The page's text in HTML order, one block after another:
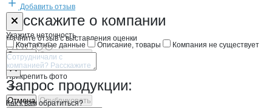
Добавить отзыв
Расскажите о компании
Начните отзыв с выставления оценки
Прикрепить фото
Отмена Опубликовать
Форма обратной связи о неточностях
Укажите неточность
Контактные данные
Описание, товары Компания не существует
Отмена Опубликовать
Запрос продукции:
Как к вам обратиться?